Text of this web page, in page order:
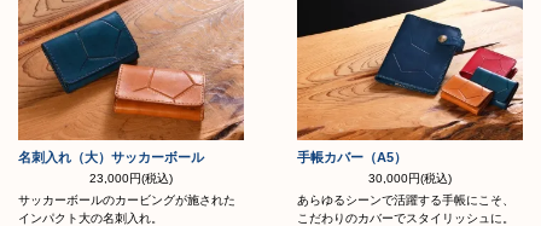
名刺入れ（大）サッカーボール
23,000円(税込)
サッカーボールのカービングが施された
インパクト大の名刺入れ。
手帳カバー（A5）
30,000円(税込)
あらゆるシーンで活躍する手帳にこそ、
こだわりのカバーでスタイリッシュに。